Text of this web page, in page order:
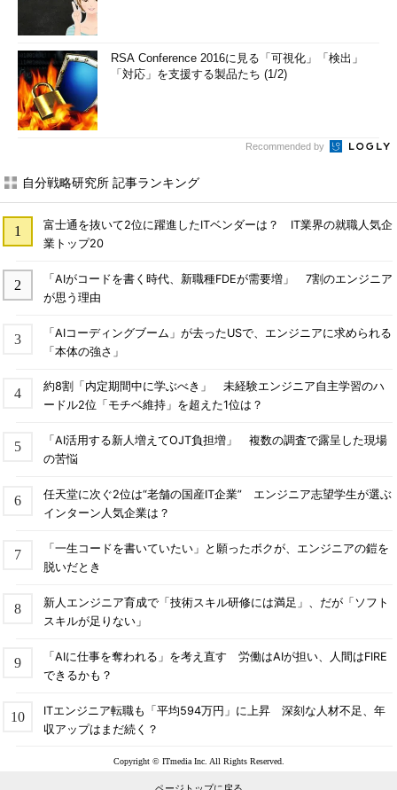
RSA Conference 2016に見る「可視化」「検出」
「対応」を支援する製品たち (1/2)
Recommended by
自分戦略研究所 記事ランキング
富士通を抜いて2位に躍進したITベンダーは？ IT業界の就職人気企
業トップ20
「AIがコードを書く時代、新職種FDEが需要増」 7割のエンジニア
が思う理由
「AIコーディングブーム」が去ったUSで、エンジニアに求められる
「本体の強さ」
約8割「内定期間中に学ぶべき」 未経験エンジニア自主学習のハ
ードル2位「モチベ維持」を超えた1位は？
「AI活用する新人増えてOJT負担増」 複数の調査で露呈した現場
の苦悩
任天堂に次ぐ2位は“老舗の国産IT企業” エンジニア志望学生が選ぶ
インターン人気企業は？
「一生コードを書いていたい」と願ったボクが、エンジニアの鎧を
脱いだとき
新人エンジニア育成で「技術スキル研修には満足」、だが「ソフト
スキルが足りない」
「AIに仕事を奪われる」を考え直す 労働はAIが担い、人間はFIRE
できるかも？
ITエンジニア転職も「平均594万円」に上昇 深刻な人材不足、年
収アップはまだ続く？
Copyright © ITmedia Inc. All Rights Reserved.